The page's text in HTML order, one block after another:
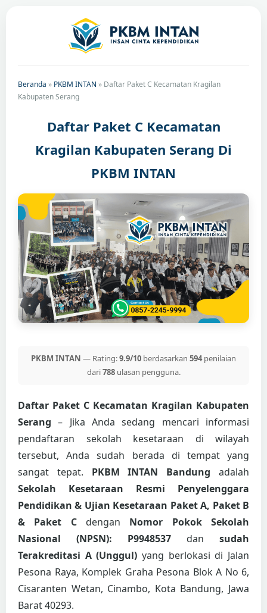
Beranda » PKBM INTAN » Daftar Paket C Kecamatan Kragilan
Kabupaten Serang
Daftar Paket C Kecamatan
Kragilan Kabupaten Serang Di
PKBM INTAN
PKBM INTAN — Rating:9.9/10 berdasarkan 594penilaian
dari788ulasan pengguna.
Daftar Paket C Kecamatan Kragilan Kabupaten
Serang – Jika Anda sedang mencari informasi
pendaftaran sekolah kesetaraan di wilayah
tersebut, Anda sudah berada di tempat yang
sangat tepat. PKBM INTAN Bandung adalah
Sekolah Kesetaraan Resmi Penyelenggara
Pendidikan & Ujian Kesetaraan Paket A, Paket B
& Paket Cdengan Nomor Pokok Sekolah
Nasional (NPSN): P9948537 dan sudah
Terakreditasi A (Unggul) yang berlokasi di Jalan
Pesona Raya, Komplek Graha Pesona Blok A No 6,
Cisaranten Wetan, Cinambo, Kota Bandung, Jawa
Barat 40293.